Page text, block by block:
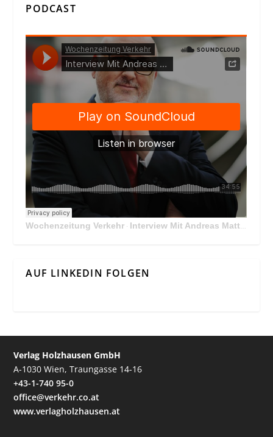
PODCAST
Wochenzeitung Verkehr · Interview Mit Andreas Matthä, CEO der ÖBB Holding
AUF LINKEDIN FOLGEN
Verlag Holzhausen GmbH
A-1030 Wien, Traungasse 14-16
+43-1-740 95-0
office@verkehr.co.at
www.verlagholzhausen.at